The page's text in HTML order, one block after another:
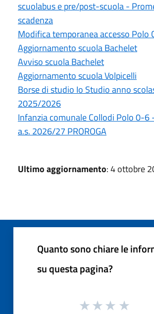
scuolabus e pre/post-scuola -
scadenza
Modifica temporanea accesso Polo
Aggiornamento scuola Bachelet
Avviso scuola Bachelet
Aggiornamento scuola Volpicelli
Borse di studio Io Studio anno
2025/2026
Infanzia comunale Collodi Polo 0-6
a.s. 2026/27 PROROGA
Ultimo aggiornamento: 4 ottobre
Quanto sono chiare le
su questa pagina?